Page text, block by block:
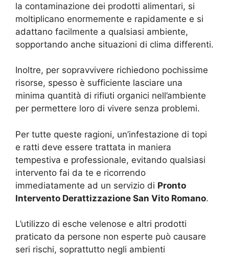
la contaminazione dei prodotti alimentari, si
moltiplicano enormemente e rapidamente e si
adattano facilmente a qualsiasi ambiente,
sopportando anche situazioni di clima differenti.
Inoltre, per sopravvivere richiedono pochissime
risorse, spesso è sufficiente lasciare una
minima quantità di rifiuti organici nell’ambiente
per permettere loro di vivere senza problemi.
Per tutte queste ragioni, un’infestazione di topi
e ratti deve essere trattata in maniera
tempestiva e professionale, evitando qualsiasi
intervento fai da te e ricorrendo
immediatamente ad un servizio di Pronto
Intervento Derattizzazione San Vito Romano.
L’utilizzo di esche velenose e altri prodotti
praticato da persone non esperte può causare
seri rischi, soprattutto negli ambienti